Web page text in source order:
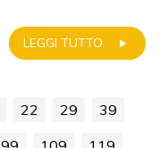
LEGGI TUTTO
22 29
39